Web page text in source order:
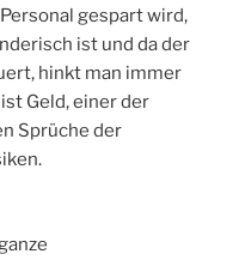
gespart wird,
ist und da der
hinkt man immer
Geld, einer der
Sprüche der